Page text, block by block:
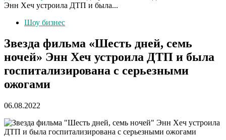
Энн Хеч устроила ДТП и была...
Шоу бизнес
Звезда фильма «Шесть дней, семь
ночей» Энн Хеч устроила ДТП и была
госпитализирована с серьезными
ожогами
06.08.2022